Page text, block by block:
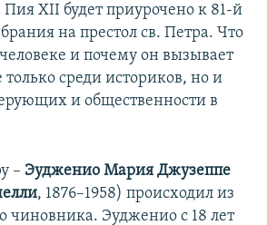
XII будет приурочено к 81-й
на престол св. Петра. Что
и почему он вызывает
только среди историков, но и
и общественности в
– Эудженио Мария Джузеппе
, 1876–1958) происходил из
чиновника. Эудженио с 18 лет